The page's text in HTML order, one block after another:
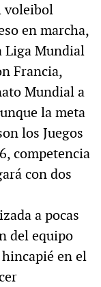
voleibol
en marcha,
Liga Mundial
Francia,
Mundial a
la meta
los Juegos
competencia
con dos
a pocas
del equipo
en el